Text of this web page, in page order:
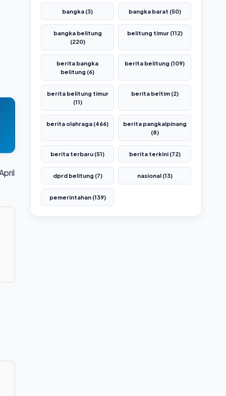
bangka (3) bangka barat (50)
bangka belitung
(220)
belitung timur (112)
berita bangka
belitung (6)
berita belitung (109)
berita belitung timur
(11)
berita beltim (2)
berita olahraga (466)
berita pangkalpinang
(8)
berita terbaru (51) berita terkini (72)
dprd belitung (7) nasional (13)
pemerintahan (139)